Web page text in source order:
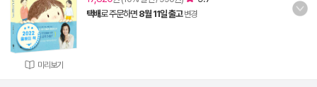
미리보기
택배로 주문하면 8월 11일 출고 변경